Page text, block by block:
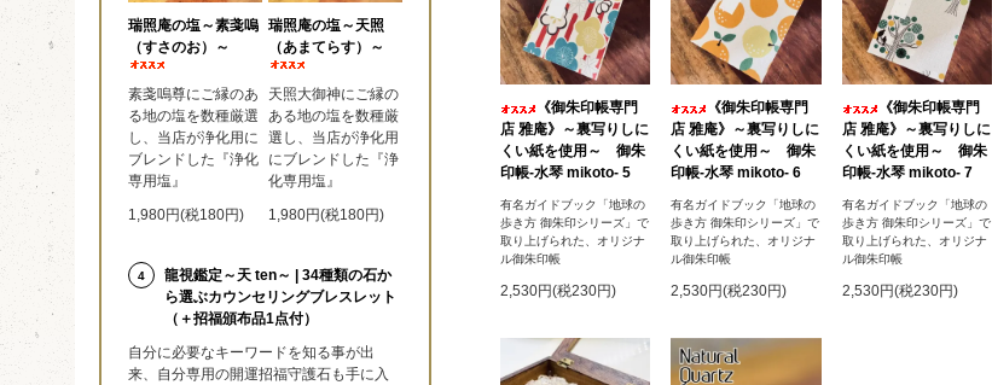
《御朱印帳専門
店 雅庵》～裏写りしに
くい紙を使用～ 御朱
印帳-水琴 mikoto- 5
有名ガイドブック「地球の
歩き方 御朱印シリーズ」で
取り上げられた、オリジナ
ル御朱印帳
2,530円(税230円)
《御朱印帳専門
店 雅庵》～裏写りしに
くい紙を使用～ 御朱
印帳-水琴 mikoto- 6
有名ガイドブック「地球の
歩き方 御朱印シリーズ」で
取り上げられた、オリジナ
ル御朱印帳
2,530円(税230円)
《御朱印帳専門
店 雅庵》～裏写りしに
くい紙を使用～ 御朱
印帳-水琴 mikoto- 7
有名ガイドブック「地球の
歩き方 御朱印シリーズ」で
取り上げられた、オリジナ
ル御朱印帳
2,530円(税230円)
瑞照庵の塩～素戔嗚
（すさのお）～
素戔嗚尊にご縁のあ
る地の塩を数種厳選
し、当店が浄化用に
ブレンドした『浄化
専用塩』
1,980円(税180円)
瑞照庵の塩～天照
（あまてらす）～
天照大御神にご縁の
ある地の塩を数種厳
選し、当店が浄化用
にブレンドした『浄
化専用塩』
1,980円(税180円)
4
龍視鑑定～天 ten～ | 34種類の石か
ら選ぶカウンセリングブレスレット
（＋招福頒布品1点付）
自分に必要なキーワードを知る事が出
来、自分専用の開運招福守護石も手に入